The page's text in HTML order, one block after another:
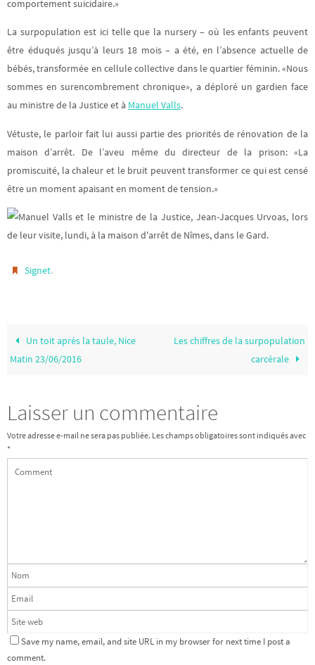
comportement suicidaire.»
La surpopulation est ici telle que la nursery – où les enfants peuvent
être éduqués jusqu’à leurs 18 mois – a été, en l’absence actuelle de
bébés, transformée en cellule collective dans le quartier féminin. «Nous
sommes en surencombrement chronique», a déploré un gardien face
au ministre de la Justice et à Manuel Valls.
Vétuste, le parloir fait lui aussi partie des priorités de rénovation de la
maison d’arrêt. De l’aveu même du directeur de la prison: «La
promiscuité, la chaleur et le bruit peuvent transformer ce qui est censé
être un moment apaisant en moment de tension.»
Signet.
Un toit après la taule, Nice
Matin 23/06/2016
Les chiffres de la surpopulation
carcérale
Laisser un commentaire
Votre adresse e-mail ne sera pas publiée. Les champs obligatoires sont indiqués avec
*
Save my name, email, and site URL in my browser for next time I post a
comment.